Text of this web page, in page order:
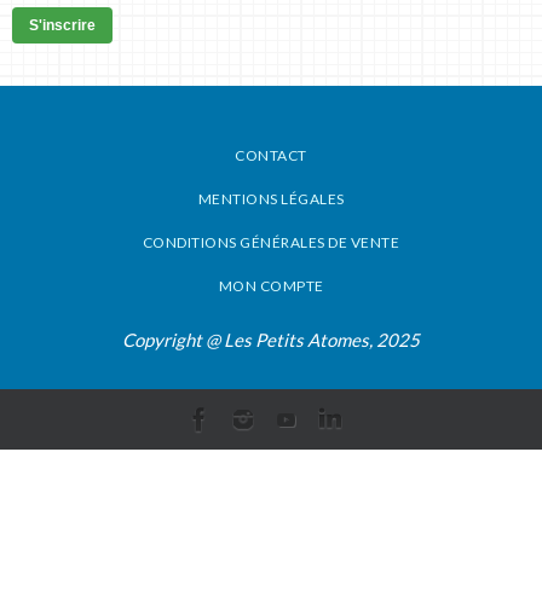
S'inscrire
CONTACT
MENTIONS LÉGALES
CONDITIONS GÉNÉRALES DE VENTE
MON COMPTE
Copyright @ Les Petits Atomes, 2025